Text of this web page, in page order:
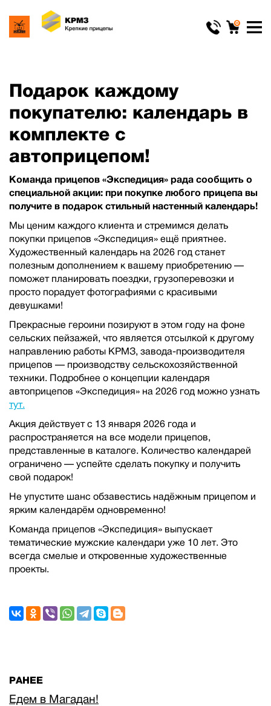
0
Подарок каждому
покупателю: календарь в
комплекте с
автоприцепом!
Команда прицепов «Экспедиция» рада сообщить о
специальной акции: при покупке любого прицепа вы
получите в подарок стильный настенный календарь!
Мы ценим каждого клиента и стремимся делать
покупки прицепов «Экспедиция» ещё приятнее.
Художественный календарь на 2026 год станет
полезным дополнением к вашему приобретению —
поможет планировать поездки, грузоперевозки и
просто порадует фотографиями с красивыми
девушками!
Прекрасные героини позируют в этом году на фоне
сельских пейзажей, что является отсылкой к другому
направлению работы КРМЗ, завода-производителя
прицепов — производству сельскохозяйственной
техники. Подробнее о концепции календаря
автоприцепов «Экспедиция» на 2026 год можно узнать
тут.
Акция действует с 13 января 2026 года и
распространяется на все модели прицепов,
представленные в каталоге. Количество календарей
ограничено — успейте сделать покупку и получить
свой подарок!
Не упустите шанс обзавестись надёжным прицепом и
ярким календарём одновременно!
Команда прицепов «Экспедиция» выпускает
тематические мужские календари уже 10 лет. Это
всегда смелые и откровенные художественные
проекты.
РАНЕЕ
Едем в Магадан!